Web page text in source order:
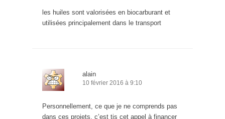
les huiles sont valorisées en biocarburant et
utilisées principalement dans le transport
alain
10 février 2016 à 9:10
Personnellement, ce que je ne comprends pas
dans ces projets, c’est tjs cet appel à financer